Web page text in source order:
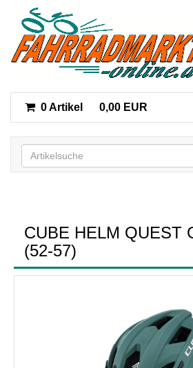
0 Artikel 0,00 EUR
CUBE HELM QUEST
52-57)